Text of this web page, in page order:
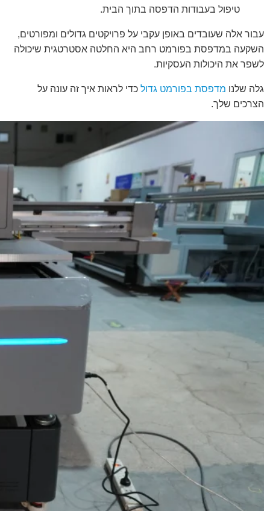
טיפול בעבודות הדפסה בתוך הבית.
עבור אלה שעובדים באופן עקבי על פרויקטים גדולים ומפורטים,
השקעה במדפסת בפורמט רחב היא החלטה אסטרטגית שיכולה
לשפר את היכולות העסקיות.
גלה שלנו מדפסת בפורמט גדול כדי לראות איך זה עונה על
הצרכים שלך.